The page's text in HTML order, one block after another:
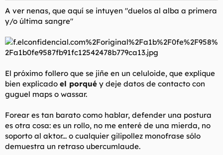
A ver nenas, que aquí se intuyen "duelos al alba a primera
y/o última sangre"
El próximo follero que se jiñe en un celuloide, que explique
bien explicado el porqué y deje datos de contacto con
guguel maps o wassar.
Forear es tan barato como hablar, defender una postura
es otra cosa: es un rollo, no me enteré de una mierda, no
soporto al aktor... o cualquier gilipollez monofrase sólo
demuestra un retraso ubercumlaude.